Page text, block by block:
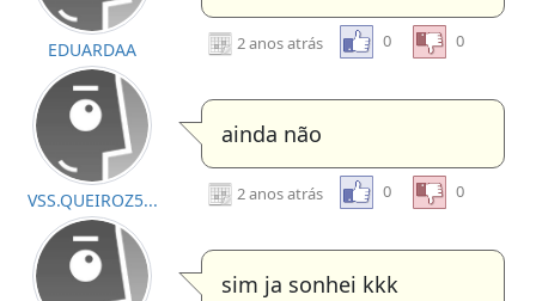
EDUARDAA 2 anos atrás 0 0
VSS.QUEIROZ5...
ainda não
2 anos atrás 0 0
sim ja sonhei kkk